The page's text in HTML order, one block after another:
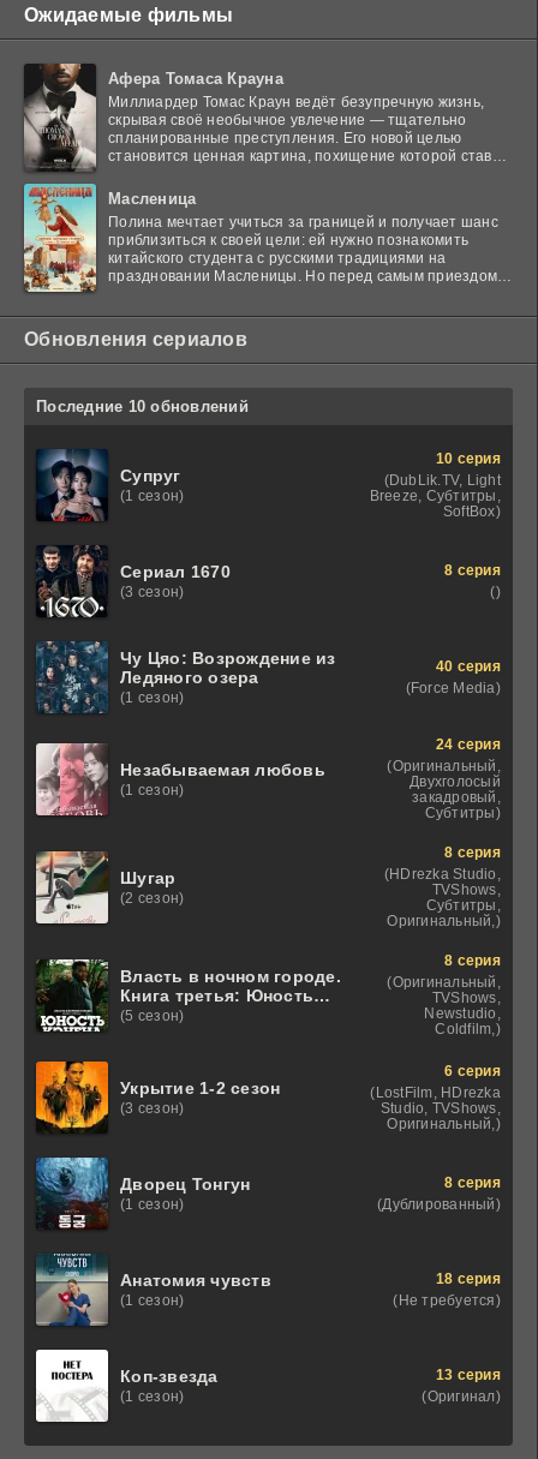
Ожидаемые фильмы
Афера Томаса Крауна
Миллиардер Томас Краун ведёт безупречную жизнь,
скрывая своё необычное увлечение — тщательно
спланированные преступления. Его новой целью
становится ценная картина, похищение которой ставит
Масленица
Полина мечтает учиться за границей и получает шанс
приблизиться к своей цели: ей нужно познакомить
китайского студента с русскими традициями на
праздновании Масленицы. Но перед самым приездом
Обновления сериалов
Последние 10 обновлений
Супруг
(1 сезон)
10 серия
(DubLik.TV, Light
Breeze, Субтитры,
SoftBox)
Сериал 1670
(3 сезон)
8 серия
()
Чу Цяо: Возрождение из
Ледяного озера
(1 сезон)
40 серия
(Force Media)
Незабываемая любовь
(1 сезон)
24 серия
(Оригинальный,
Двухголосый
закадровый,
Субтитры)
Шугар
(2 сезон)
8 серия
(HDrezka Studio,
TVShows,
Субтитры,
Оригинальный,)
Власть в ночном городе.
Книга третья: Юность
Кэнена
(5 сезон)
8 серия
(Оригинальный,
TVShows,
Newstudio,
Coldfilm,)
Укрытие 1-2 сезон
(3 сезон)
6 серия
(LostFilm, HDrezka
Studio, TVShows,
Оригинальный,)
Дворец Тонгун
(1 сезон)
8 серия
(Дублированный)
Анатомия чувств
(1 сезон)
18 серия
(Не требуется)
Коп-звезда
(1 сезон)
13 серия
(Оригинал)